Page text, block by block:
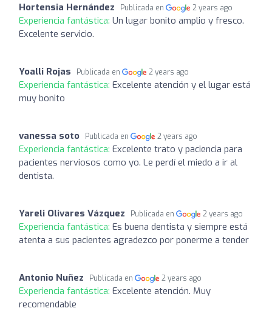
Hortensia Hernández Publicada en 2 years ago
Experiencia fantástica: Un lugar bonito amplio y fresco.
Excelente servicio.
Yoalli Rojas Publicada en 2 years ago
Experiencia fantástica: Excelente atención y el lugar está
muy bonito
vanessa soto Publicada en 2 years ago
Experiencia fantástica: Excelente trato y paciencia para
pacientes nerviosos como yo. Le perdí el miedo a ir al
dentista.
Yareli Olivares Vázquez Publicada en 2 years ago
Experiencia fantástica: Es buena dentista y siempre está
atenta a sus pacientes agradezco por ponerme a tender
Antonio Nuñez Publicada en 2 years ago
Experiencia fantástica: Excelente atención. Muy
recomendable